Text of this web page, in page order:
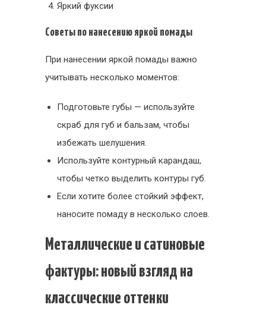
Яркий фуксии
Советы по нанесению яркой помады
При нанесении яркой помады важно
учитывать несколько моментов:
Подготовьте губы — используйте
скраб для губ и бальзам, чтобы
избежать шелушения.
Используйте контурный карандаш,
чтобы четко выделить контуры губ.
Если хотите более стойкий эффект,
наносите помаду в несколько слоев.
Металлические и сатиновые
фактуры: новый взгляд на
классические оттенки